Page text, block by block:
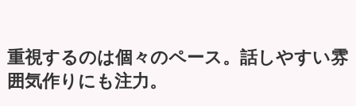
重視するのは個々のペース。話しやすい雰
囲気作りにも注力。